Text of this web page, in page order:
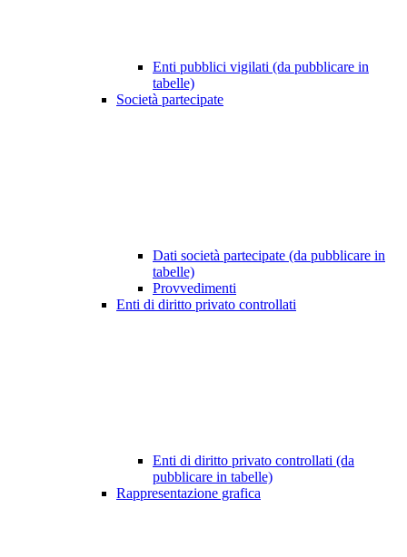
Enti pubblici vigilati (da pubblicare in
tabelle)
Società partecipate
Dati società partecipate (da pubblicare in
tabelle)
Provvedimenti
Enti di diritto privato controllati
Enti di diritto privato controllati (da
pubblicare in tabelle)
Rappresentazione grafica